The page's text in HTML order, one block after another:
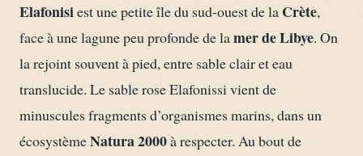
Elafonisiest une petite île du sud-ouest de la Crète,
face à une lagune peu profonde de lamer de Libye. On
la rejoint souvent à pied, entre sable clair et eau
translucide. Le sable rose Elafonissi vient de
minuscules fragments d’organismes marins, dans un
écosystèmeNatura 2000à respecter. Au bout de